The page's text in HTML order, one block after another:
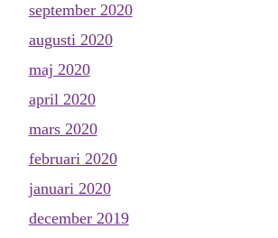
september 2020
augusti 2020
maj 2020
april 2020
mars 2020
februari 2020
januari 2020
december 2019